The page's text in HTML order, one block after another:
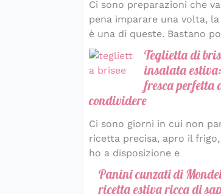
Ci sono preparazioni che
pena imparare una volta,
è una di queste. Bastano
Teglietta di
insalata
fresca perfetta
condividere
Ci sono giorni in cui non
ricetta precisa, apro il
ho a disposizione e
Panini cunzati di
ricetta estiva ricca di